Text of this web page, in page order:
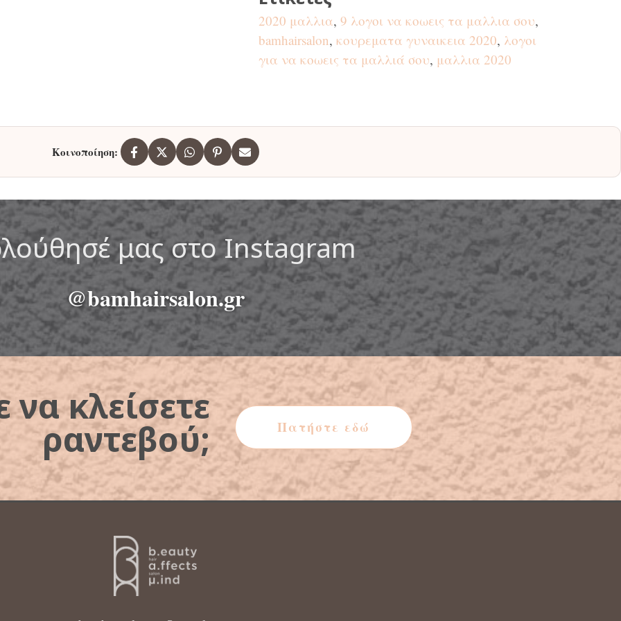
2020 μαλλια, 9 λογοι να κοωεις τα μαλλια σου,
bamhairsalon, κουρεματα γυναικεια 2020, λογοι
για να κοωεις τα μαλλιά σου, μαλλια 2020
Κοινοποίηση:
μας στο Instagram
@bamhairsalon.gr
να κλείσετε
ραντεβού; Πατήστε εδώ